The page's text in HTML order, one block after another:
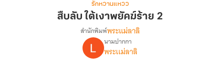
ใต้
พยัคฆ์
รักหวานแหวว
สืบลับ ใต้เงาพยัคฆ์ร้าย 2
เรื่อง
สืบ
สำนักพิมพ์พระแม่ลาลิ
นามปากกา
พระเเม่ลาลิ